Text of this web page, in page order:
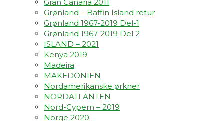
Gran Canaria 2011
Grønland – Baffin Island retur
Grønland 1967-2019 Del-1
Grønland 1967-2019 Del 2
ISLAND – 2021
Kenya 2019
Madeira
MAKEDONIEN
Nordamerikanske ørkner
NORDATLANTEN
Nord-Cypern – 2019
Norge 2020